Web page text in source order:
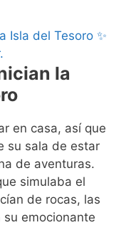
Isla del Tesoro ✨
la
en casa, así que
su sala de estar
de aventuras.
simulaba el
de rocas, las
emocionante